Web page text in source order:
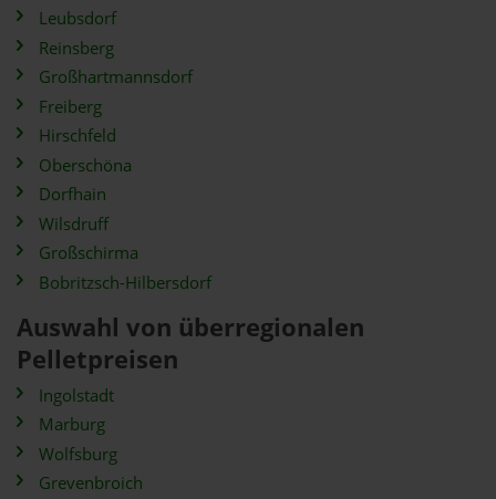
Leubsdorf
Reinsberg
Großhartmannsdorf
Freiberg
Hirschfeld
Oberschöna
Dorfhain
Wilsdruff
Großschirma
Bobritzsch-Hilbersdorf
Auswahl von überregionalen
Pelletpreisen
Ingolstadt
Marburg
Wolfsburg
Grevenbroich